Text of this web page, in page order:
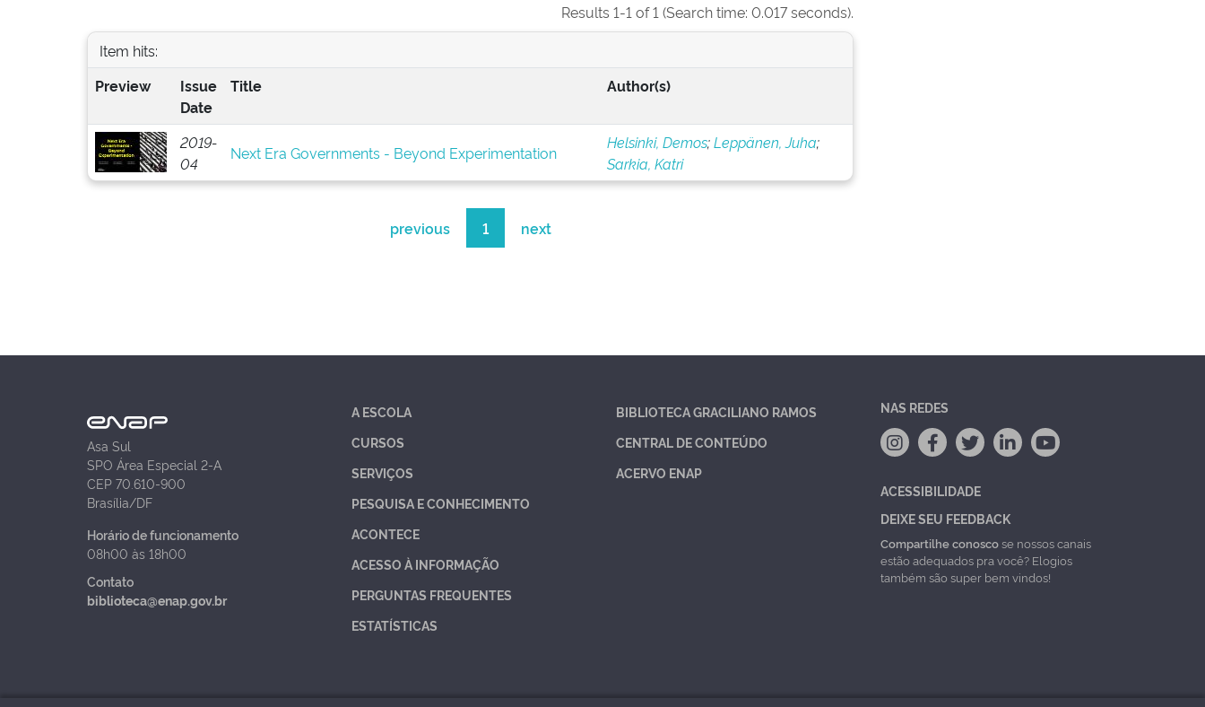
Results 1-1 of 1 (Search time: 0.017 seconds).
Item hits:
Preview
Issue
Date
Title Author(s)
2019-
04
Next Era Governments - Beyond Experimentation
Helsinki, Demos;Leppänen, Juha;
Sarkia, Katri
previous 1 next
Asa Sul
SPO Área Especial 2-A
CEP 70.610-900
Brasília/DF
Horário de funcionamento
08h00 às 18h00
Contato
biblioteca@enap.gov.br
A ESCOLA
CURSOS
SERVIÇOS
PESQUISA E CONHECIMENTO
ACONTECE
ACESSO À INFORMAÇÃO
PERGUNTAS FREQUENTES
ESTATÍSTICAS
BIBLIOTECA GRACILIANO RAMOS
CENTRAL DE CONTEÚDO
ACERVO ENAP
NAS REDES
ACESSIBILIDADE
DEIXE SEU FEEDBACK
Compartilhe conoscose nossos canais
estão adequados pra você? Elogios
também são super bem vindos!